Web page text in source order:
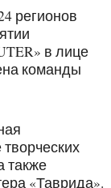
регионов
в лице
команды
также
«Таврида».